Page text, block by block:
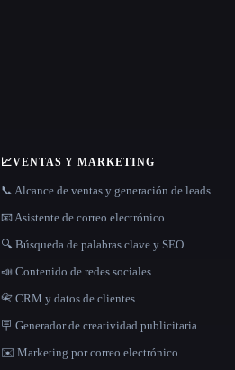
📈VENTAS Y MARKETING
📞 Alcance de ventas y generación de leads
📧 Asistente de correo electrónico
🔍 Búsqueda de palabras clave y SEO
📣 Contenido de redes sociales
📇 CRM y datos de clientes
🪧 Generador de creatividad publicitaria
✉️ Marketing por correo electrónico